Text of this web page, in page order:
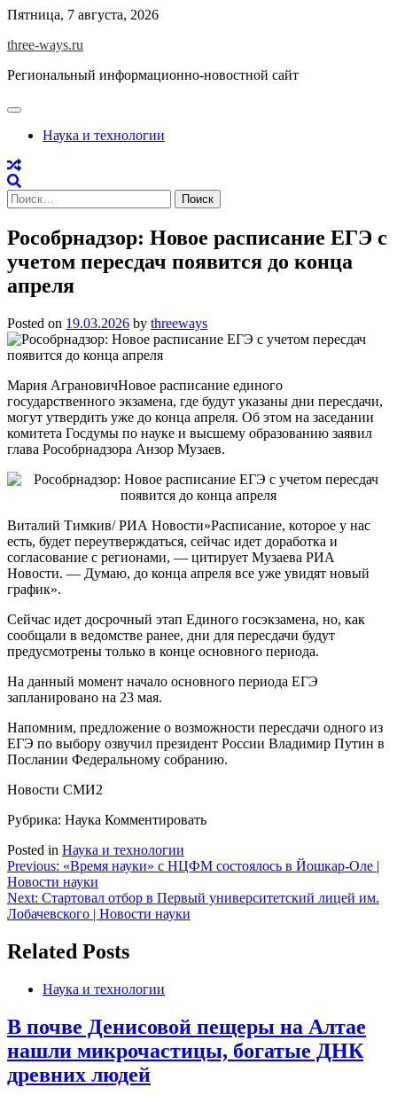
Skip
content
Пятница, 7 августа, 2026
three-ways.ru
Региональный информационно-новостной сайт
Наука и технологии
Найти:
Рособрнадзор: Новое расписание ЕГЭ с
учетом пересдач появится до конца
апреля
Posted on 19.03.2026 by threeways
Мария АграновичНовое расписание единого
государственного экзамена, где будут указаны дни пересдачи,
могут утвердить уже до конца апреля. Об этом на заседании
комитета Госдумы по науке и высшему образованию заявил
глава Рособрнадзора Анзор Музаев.
Виталий Тимкив/ РИА Новости»Расписание, которое у нас
есть, будет переутверждаться, сейчас идет доработка и
согласование с регионами, — цитирует Музаева РИА
Новости. — Думаю, до конца апреля все уже увидят новый
график».
Сейчас идет досрочный этап Единого госэкзамена, но, как
сообщали в ведомстве ранее, дни для пересдачи будут
предусмотрены только в конце основного периода.
На данный момент начало основного периода ЕГЭ
запланировано на 23 мая.
Напомним, предложение о возможности пересдачи одного из
ЕГЭ по выбору озвучил президент России Владимир Путин в
Послании Федеральному собранию.
Новости СМИ2
Рубрика: Наука Комментировать
Posted in Наука и технологии
Навигация
по
записям
Previous: «Время науки» с НЦФМ состоялось в Йошкар-Оле |
Новости науки
Next: Стартовал отбор в Первый университетский лицей им.
Лобачевского | Новости науки
Related Posts
Наука и технологии
В почве Денисовой пещеры на Алтае
нашли микрочастицы, богатые ДНК
древних людей